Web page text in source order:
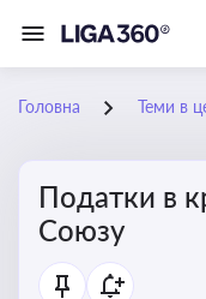
Головна Теми в
Податки в
Союзу